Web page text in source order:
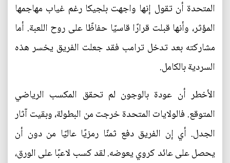
المتحدة أن تقول إنها واجهت بلجيكا رغم غياب مهاجمها
المؤثر، وأنها قبلت قرارًا قاسيًا حفاظًا على روح اللعبة. أما
مشاركته بعد تدخل ترامب فقد جعلت الفريق يخسر هذه
السردية بالكامل.
الأخطر أن عودة بالوجون لم تحقق المكسب الرياضي
المتوقع. فالولايات المتحدة خرجت من البطولة، وبقيت آثار
الجدل. أي إن الفريق دفع ثمنًا رمزيًا عاليًا من دون أن
يحصل على عائد كروي يعوضه. لقد كسب لاعبًا على الورق،